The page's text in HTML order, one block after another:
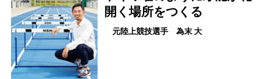
開く場所をつくる
元陸上競技選手 為末 大